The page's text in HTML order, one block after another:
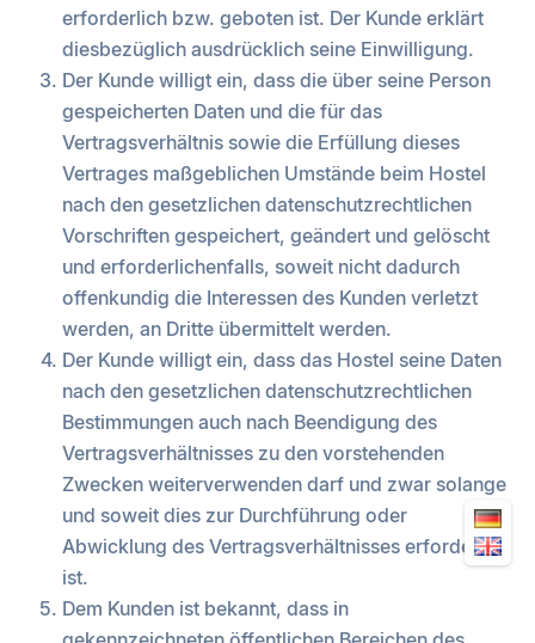
erforderlich bzw. geboten ist. Der Kunde erklärt
diesbezüglich ausdrücklich seine Einwilligung.
Der Kunde willigt ein, dass die über seine Person
gespeicherten Daten und die für das
Vertragsverhältnis sowie die Erfüllung dieses
Vertrages maßgeblichen Umstände beim Hostel
nach den gesetzlichen datenschutzrechtlichen
Vorschriften gespeichert, geändert und gelöscht
und erforderlichenfalls, soweit nicht dadurch
offenkundig die Interessen des Kunden verletzt
werden, an Dritte übermittelt werden.
Der Kunde willigt ein, dass das Hostel seine Daten
nach den gesetzlichen datenschutzrechtlichen
Bestimmungen auch nach Beendigung des
Vertragsverhältnisses zu den vorstehenden
Zwecken weiterverwenden darf und zwar solange
und soweit dies zur Durchführung oder
Abwicklung des Vertragsverhältnisses erforderlich
ist.
Dem Kunden ist bekannt, dass in